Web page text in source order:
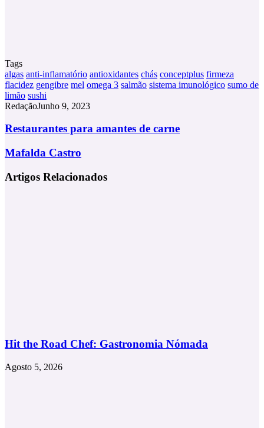
Tags
algas anti-inflamatório antioxidantes chás conceptplus firmeza
flacidez gengibre mel omega 3 salmão sistema imunológico sumo de
limão sushi
RedaçãoJunho 9, 2023
Restaurantes
amantes
de
Restaurantes para amantes de carne
Mafalda
Mafalda Castro
Artigos Relacionados
Hit the Road Chef: Gastronomia Nómada
Agosto 5, 2026